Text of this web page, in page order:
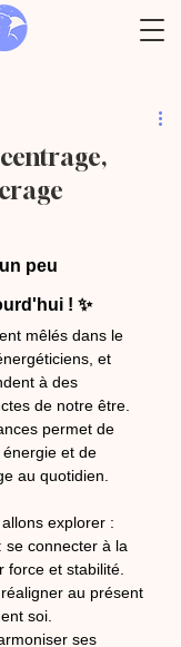
peu
! ✨
mêlés dans le
et
à des
de notre être.
permet de
et de
au quotidien.
explorer :
: se connecter à la
force et stabilité.
au présent
soi.
ses